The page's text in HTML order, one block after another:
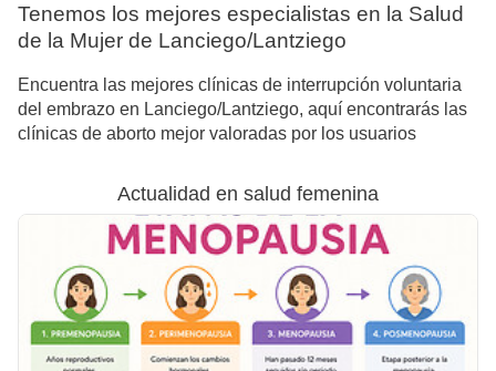
Tenemos los mejores especialistas en la Salud
de la Mujer de Lanciego/Lantziego
Encuentra las mejores clínicas de interrupción voluntaria
del embrazo en Lanciego/Lantziego, aquí encontrarás las
clínicas de aborto mejor valoradas por los usuarios
Actualidad en salud femenina